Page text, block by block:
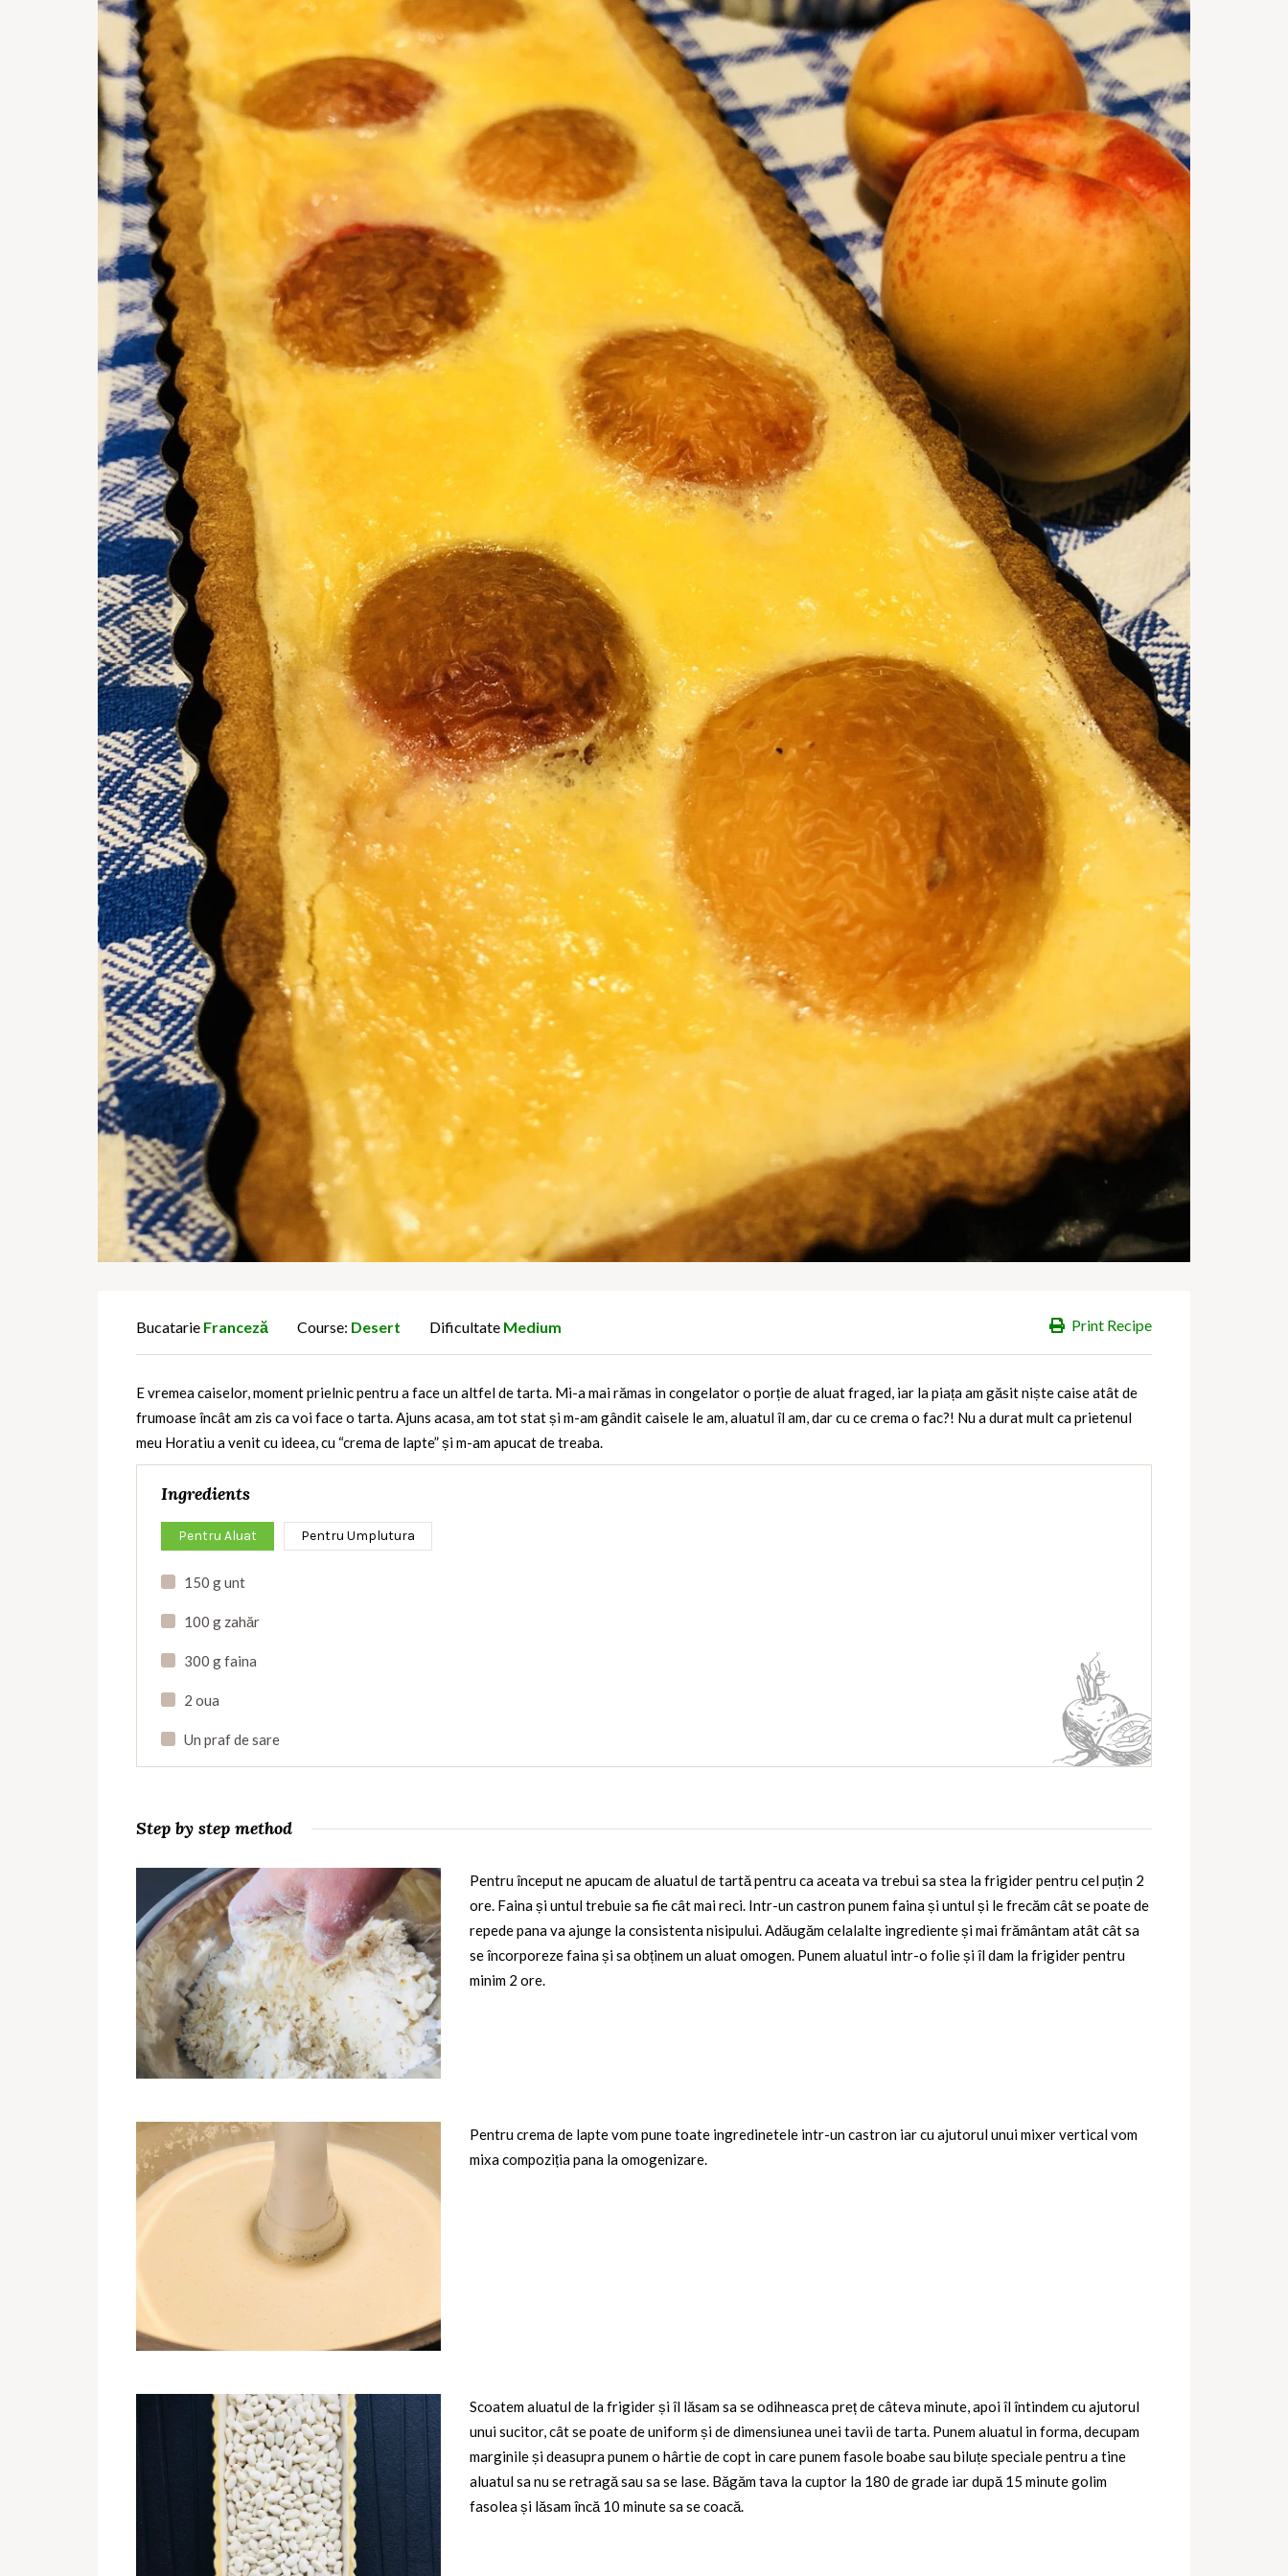
Print Recipe
Bucatarie Franceză Course: Desert Dificultate Medium
E vremea caiselor, moment prielnic pentru a face un altfel de tarta. Mi-a mai rămas in congelator o porție de aluat fraged, iar la piața am găsit niște caise atât de
frumoase încât am zis ca voi face o tarta. Ajuns acasa, am tot stat și m-am gândit caisele le am, aluatul îl am, dar cu ce crema o fac?! Nu a durat mult ca prietenul
meu Horatiu a venit cu ideea, cu “crema de lapte” și m-am apucat de treaba.
Ingredients
Pentru Aluat Pentru Umplutura
150 g unt
100 g zahăr
300 g faina
2 oua
Un praf de sare
Step by step method
Pentru început ne apucam de aluatul de tartă pentru ca aceata va trebui sa stea la frigider pentru cel puțin 2
ore. Faina și untul trebuie sa fie cât mai reci. Intr-un castron punem faina și untul și le frecăm cât se poate de
repede pana va ajunge la consistenta nisipului. Adăugăm celalalte ingrediente și mai frământam atât cât sa
se încorporeze faina și sa obținem un aluat omogen. Punem aluatul intr-o folie și îl dam la frigider pentru
minim 2 ore.
Pentru crema de lapte vom pune toate ingredinetele intr-un castron iar cu ajutorul unui mixer vertical vom
mixa compoziția pana la omogenizare.
Scoatem aluatul de la frigider și îl lăsam sa se odihneasca preț de câteva minute, apoi îl întindem cu ajutorul
unui sucitor, cât se poate de uniform și de dimensiunea unei tavii de tarta. Punem aluatul in forma, decupam
marginile și deasupra punem o hârtie de copt in care punem fasole boabe sau biluțe speciale pentru a tine
aluatul sa nu se retragă sau sa se lase. Băgăm tava la cuptor la 180 de grade iar după 15 minute golim
fasolea și lăsam încă 10 minute sa se coacă.